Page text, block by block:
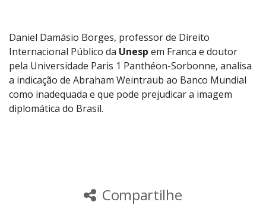
Daniel Damásio Borges, professor de Direito
Internacional Público da Unesp em Franca e doutor
pela Universidade Paris 1 Panthéon-Sorbonne, analisa
a indicação de Abraham Weintraub ao Banco Mundial
como inadequada e que pode prejudicar a imagem
diplomática do Brasil.
Compartilhe